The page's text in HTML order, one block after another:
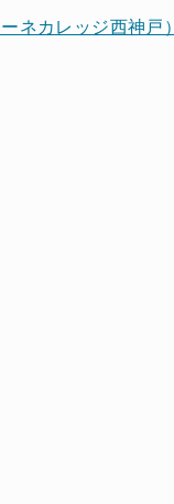
ネカレッジ西神戸）